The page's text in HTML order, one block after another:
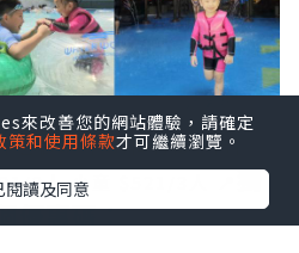
做緊［3人同行優惠價］
3人 小童 $521/3人
獨
優惠碼：
來改善您的網站體驗，請確定
策和使用條款才可繼續瀏覽。
閱讀及同意